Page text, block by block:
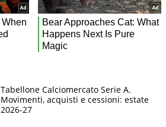
Tabellone Calciomercato Serie A.
Movimenti, acquisti e cessioni: estate
2026-27